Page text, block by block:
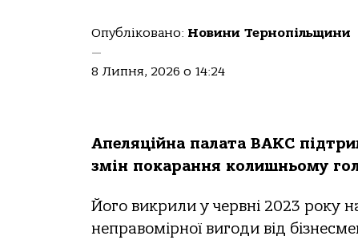
Опубліковано: Новини Тернопільщини
—
8 Липня, 2026 о 14:24
Апеляційна палата ВАКС
змін покарання колишньому
Його викрили у червні 2023 року
неправомірної вигоди від